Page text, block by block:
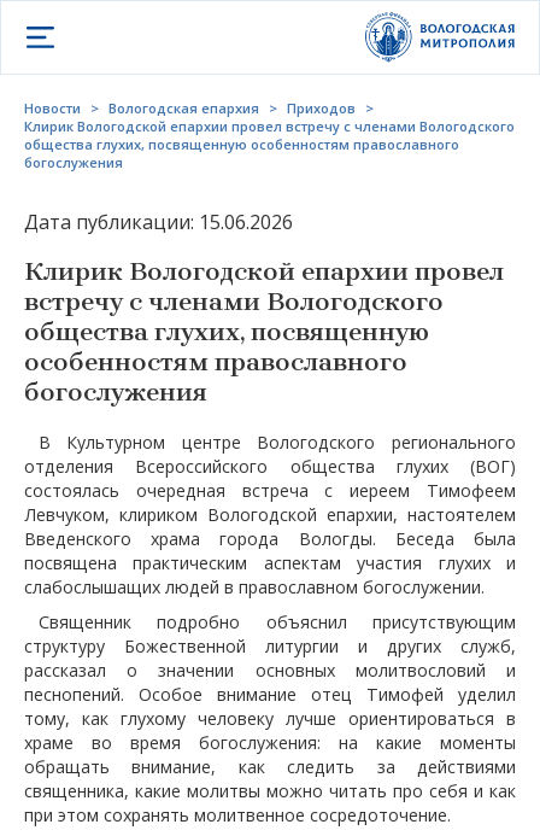
Открыть меню
Новости > Вологодская епархия > Приходов
>
Клирик Вологодской епархии провел встречу с членами Вологодского
общества глухих, посвященную особенностям православного
богослужения
Дата публикации: 15.06.2026
Клирик Вологодской епархии провел
встречу с членами Вологодского
общества глухих, посвященную
особенностям православного
богослужения
В Культурном центре Вологодского регионального
отделения Всероссийского общества глухих (ВОГ)
состоялась очередная встреча с иереем Тимофеем
Левчуком, клириком Вологодской епархии, настоятелем
Введенского храма города Вологды. Беседа была
посвящена практическим аспектам участия глухих и
слабослышащих людей в православном богослужении.
Священник подробно объяснил присутствующим
структуру Божественной литургии и других служб,
рассказал о значении основных молитвословий и
песнопений. Особое внимание отец Тимофей уделил
тому, как глухому человеку лучше ориентироваться в
храме во время богослужения: на какие моменты
обращать внимание, как следить за действиями
священника, какие молитвы можно читать про себя и как
при этом сохранять молитвенное сосредоточение.